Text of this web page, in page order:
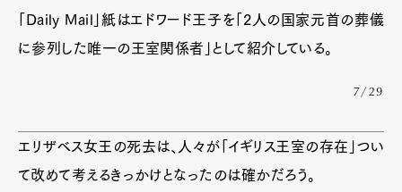
Art&DesignWatchFashion
「Daily Mail」紙はエドワード王子を「2人の国家元首の葬儀
に参列した唯一の王室関係者」として紹介している。
7/29
エリザベス女王の死去は、人々が「イギリス王室の存在」つい
て改めて考えるきっかけとなったのは確かだろう。